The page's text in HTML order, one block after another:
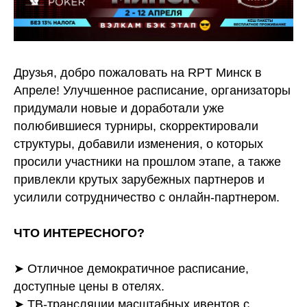
Друзья, добро пожаловать на RPT Минск в
Апреле! Улучшенное расписание, организаторы
придумали новые и доработали уже
полюбившиеся турниры, скорректировали
структуры, добавили изменения, о которых
просили участники на прошлом этапе, а также
привлекли крутых зарубежных партнеров и
усилили сотрудничество с онлайн-партнером.
ЧТО ИНТЕРЕСНОГО?
➤ Отличное демократичное расписание,
доступные цены в отелях.
➤ ТВ-трансляции масштабных ивентов с